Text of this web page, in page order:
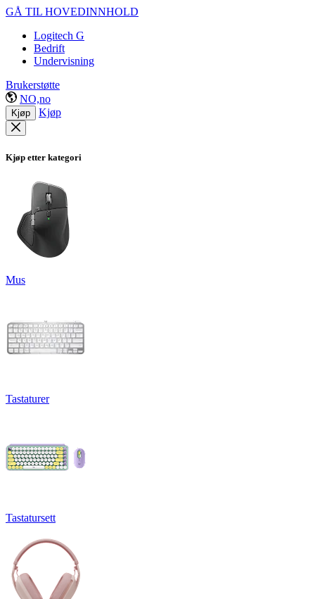
GÅ TIL HOVEDINNHOLD
Logitech G
Bedrift
Undervisning
Brukerstøtte
NO,no
Kjøp Kjøp
Kjøp etter kategori
Mus
Tastaturer
Tastatursett